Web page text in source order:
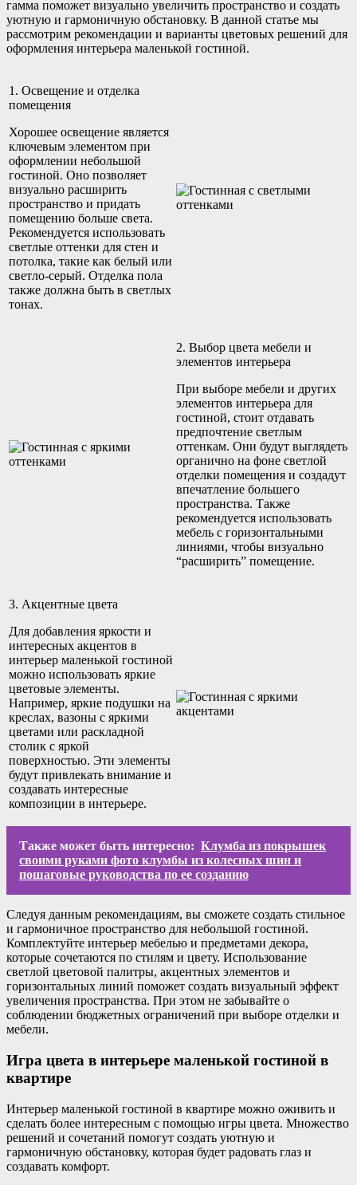
гамма поможет визуально увеличить пространство и создать
уютную и гармоничную обстановку. В данной статье мы
рассмотрим рекомендации и варианты цветовых решений для
оформления интерьера маленькой гостиной.
1. Освещение и отделка
помещения
Хорошее освещение является
ключевым элементом при
оформлении небольшой
гостиной. Оно позволяет
визуально расширить
пространство и придать
помещению больше света.
Рекомендуется использовать
светлые оттенки для стен и
потолка, такие как белый или
светло-серый. Отделка пола
также должна быть в светлых
тонах.
2. Выбор цвета мебели и
элементов интерьера
При выборе мебели и других
элементов интерьера для
гостиной, стоит отдавать
предпочтение светлым
оттенкам. Они будут выглядеть
органично на фоне светлой
отделки помещения и создадут
впечатление большего
пространства. Также
рекомендуется использовать
мебель с горизонтальными
линиями, чтобы визуально
“расширить” помещение.
3. Акцентные цвета
Для добавления яркости и
интересных акцентов в
интерьер маленькой гостиной
можно использовать яркие
цветовые элементы.
Например, яркие подушки на
креслах, вазоны с яркими
цветами или раскладной
столик с яркой
поверхностью. Эти элементы
будут привлекать внимание и
создавать интересные
композиции в интерьере.
Также может быть интересно: Клумба из покрышек
своими руками фото клумбы из колесных шин и
пошаговые руководства по ее созданию
Следуя данным рекомендациям, вы сможете создать стильное
и гармоничное пространство для небольшой гостиной.
Комплектуйте интерьер мебелью и предметами декора,
которые сочетаются по стилям и цвету. Использование
светлой цветовой палитры, акцентных элементов и
горизонтальных линий поможет создать визуальный эффект
увеличения пространства. При этом не забывайте о
соблюдении бюджетных ограничений при выборе отделки и
мебели.
Игра цвета в интерьере маленькой гостиной в
квартире
Интерьер маленькой гостиной в квартире можно оживить и
сделать более интересным с помощью игры цвета. Множество
решений и сочетаний помогут создать уютную и
гармоничную обстановку, которая будет радовать глаз и
создавать комфорт.